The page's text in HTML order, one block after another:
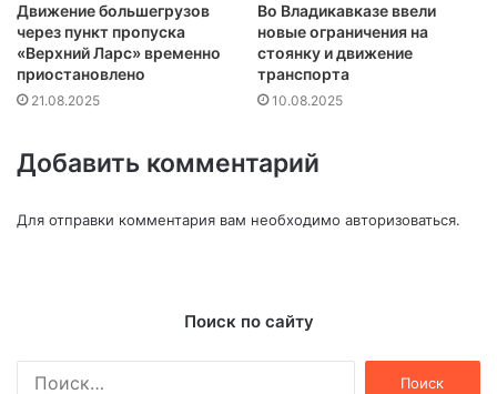
Движение большегрузов
через пункт пропуска
«Верхний Ларс» временно
приостановлено
21.08.2025
Во Владикавказе ввели
новые ограничения на
стоянку и движение
транспорта
10.08.2025
Добавить комментарий
Для отправки комментария вам необходимо авторизоваться.
Поиск по сайту